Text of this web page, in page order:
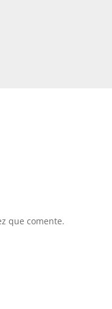
que comente.